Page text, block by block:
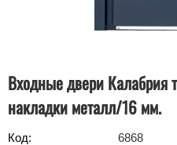
Входные двери Калабрия
накладки металл/16 мм.
Код:
6868